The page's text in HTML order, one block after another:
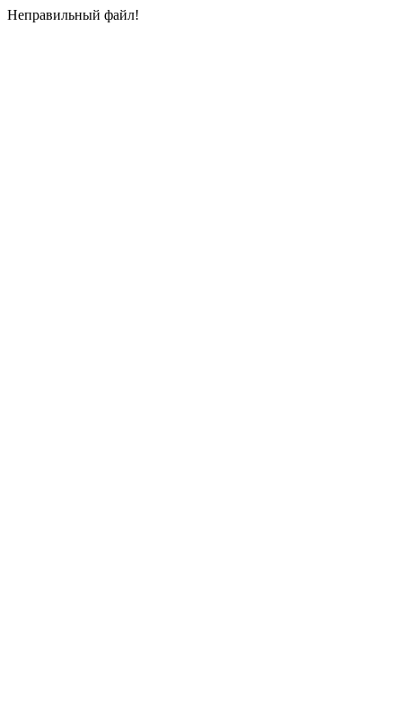
Неправильный файл!